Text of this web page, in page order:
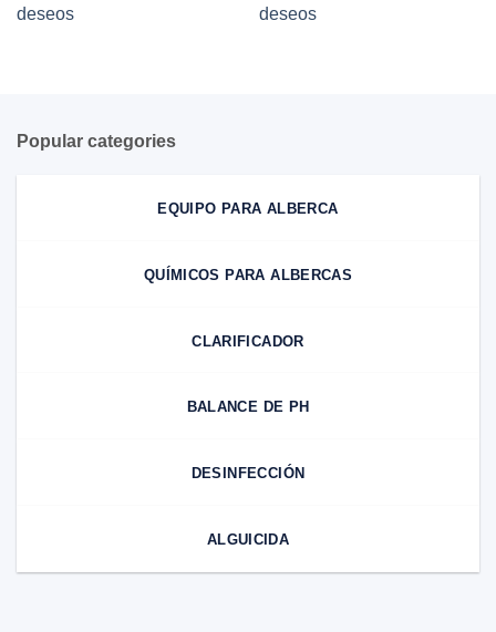
deseos
deseos
Popular categories
EQUIPO PARA ALBERCA
QUÍMICOS PARA ALBERCAS
CLARIFICADOR
BALANCE DE PH
DESINFECCIÓN
ALGUICIDA